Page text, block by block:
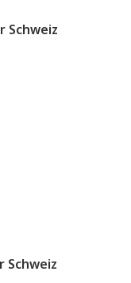
Schweiz
Schweiz